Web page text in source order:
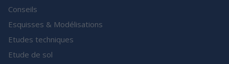
Conseils
Esquisses & Modélisations
Etudes techniques
Etude de sol